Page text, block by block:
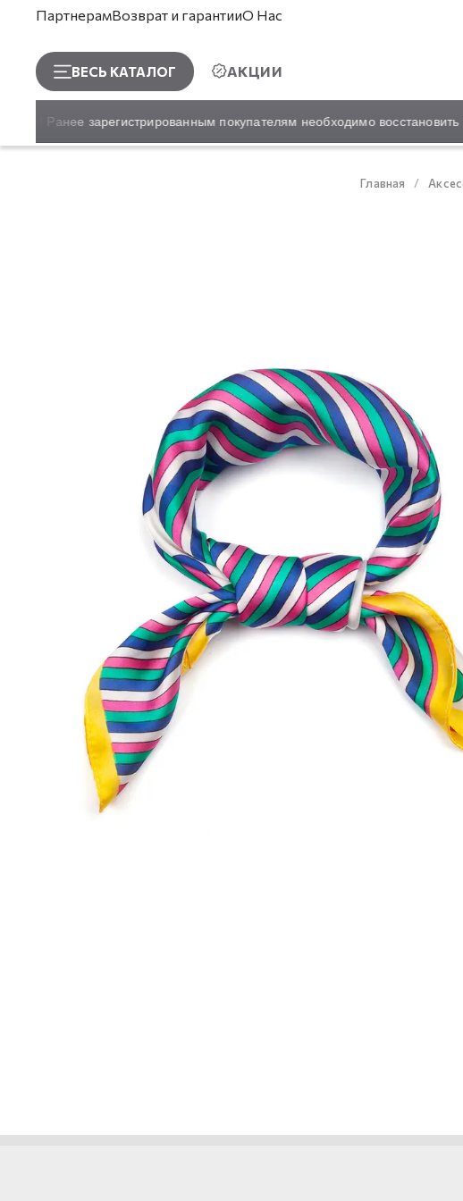
ПартнерамВозврат и гарантииО Нас
ВЕСЬ КАТАЛОГ АКЦИИ
Ранее зарегистрированным покупателям необходимо восстановить
Главная